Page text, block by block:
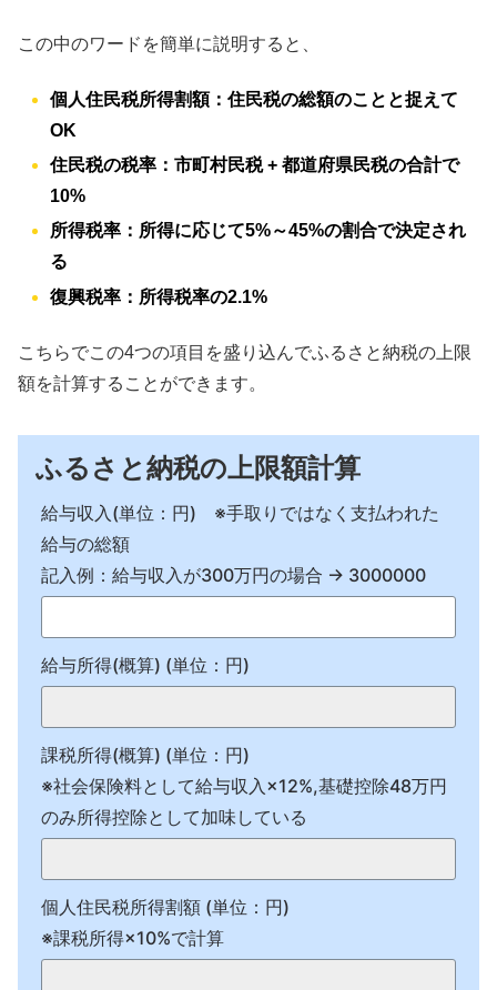
この中のワードを簡単に説明すると、
個人住民税所得割額：住民税の総額のことと捉えて
OK
住民税の税率：市町村民税 + 都道府県民税の合計で
10%
所得税率：所得に応じて5%～45%の割合で決定され
る
復興税率：所得税率の2.1%
こちらでこの4つの項目を盛り込んでふるさと納税の上限
額を計算することができます。
ふるさと納税の上限額計算
給与収入(単位：円) ※手取りではなく支払われた
給与の総額
記入例：給与収入が300万円の場合 → 3000000
給与所得(概算) (単位：円)
課税所得(概算) (単位：円)
※社会保険料として給与収入×12%,基礎控除48万円
のみ所得控除として加味している
個人住民税所得割額 (単位：円)
※課税所得×10%で計算